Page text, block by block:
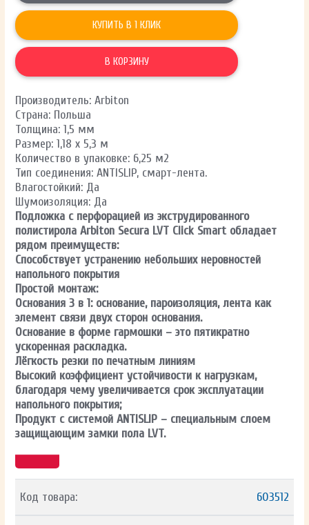
КУПИТЬ В 1 КЛИК
В КОРЗИНУ
Производитель: Arbiton
Страна: Польша
Толщина: 1,5 мм
Размер: 1,18 х 5,3 м
Количество в упаковке: 6,25 м2
Тип соединения: ANTISLIP, смарт-лента.
Влагостойкий: Да
Шумоизоляция: Да
Подложка с перфорацией из экструдированного
полистирола Arbiton Secura LVT Click Smart обладает
рядом преимуществ:
Способствует устранению небольших неровностей
напольного покрытия
Простой монтаж:
Основания 3 в 1: основание, пароизоляция, лента как
элемент связи двух сторон основания.
Основание в форме гармошки – это пятикратно
ускоренная раскладка.
Лёгкость резки по печатным линиям
Высокий коэффициент устойчивости к нагрузкам,
благодаря чему увеличивается срок эксплуатации
напольного покрытия;
Продукт с системой ANTISLIP – специальным слоем
защищающим замки пола LVT.
Код товара: 603512